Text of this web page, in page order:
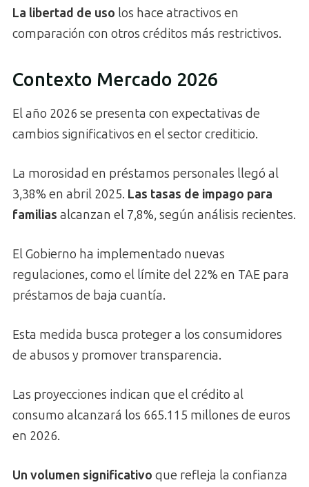
La libertad de uso los hace atractivos en
comparación con otros créditos más restrictivos.
Contexto Mercado 2026
El año 2026 se presenta con expectativas de
cambios significativos en el sector crediticio.
La morosidad en préstamos personales llegó al
3,38% en abril 2025. Las tasas de impago para
familias alcanzan el 7,8%, según análisis recientes.
El Gobierno ha implementado nuevas
regulaciones, como el límite del 22% en TAE para
préstamos de baja cuantía.
Esta medida busca proteger a los consumidores
de abusos y promover transparencia.
Las proyecciones indican que el crédito al
consumo alcanzará los 665.115 millones de euros
en 2026.
Un volumen significativo que refleja la confianza